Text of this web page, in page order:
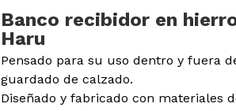
Banco recibidor en
Haru
Pensado para su uso dentro y fuera
guardado de calzado.
Diseñado y fabricado con materiales